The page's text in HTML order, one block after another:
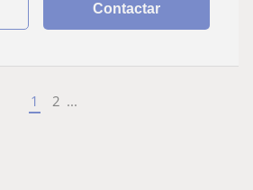
Contactar
1 2 ...